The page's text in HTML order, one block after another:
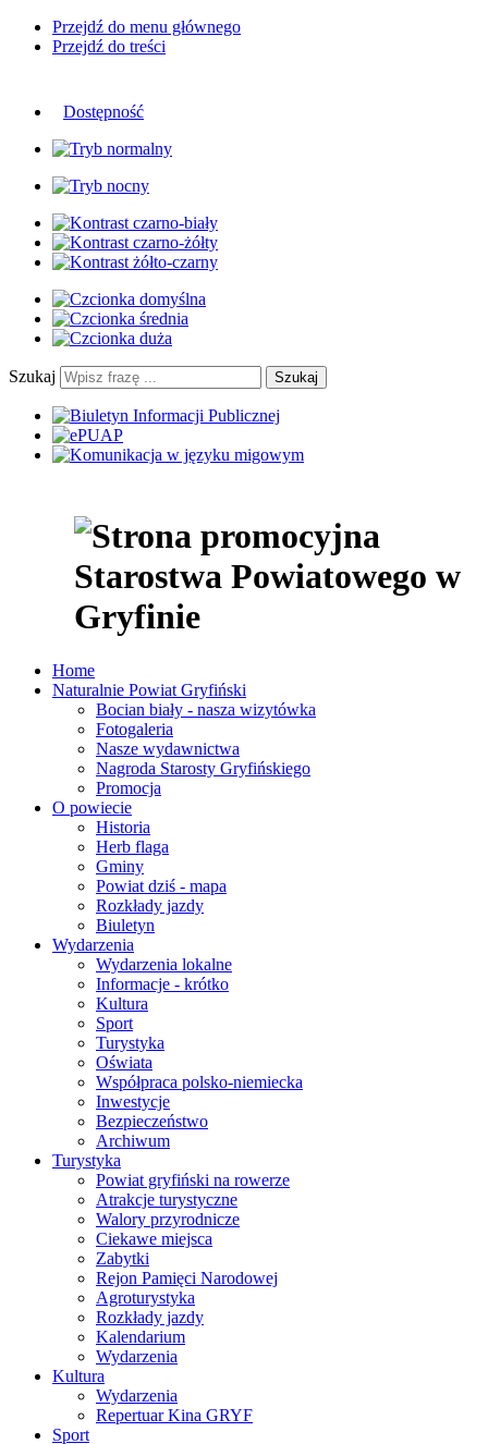
Przejdź do menu głównego
Przejdź do treści
Dostępność
Szukaj Szukaj
Home
Naturalnie Powiat Gryfiński
Bocian biały - nasza wizytówka
Fotogaleria
Nasze wydawnictwa
Nagroda Starosty Gryfińskiego
Promocja
O powiecie
Historia
Herb flaga
Gminy
Powiat dziś - mapa
Rozkłady jazdy
Biuletyn
Wydarzenia
Wydarzenia lokalne
Informacje - krótko
Kultura
Sport
Turystyka
Oświata
Współpraca polsko-niemiecka
Inwestycje
Bezpieczeństwo
Archiwum
Turystyka
Powiat gryfiński na rowerze
Atrakcje turystyczne
Walory przyrodnicze
Ciekawe miejsca
Zabytki
Rejon Pamięci Narodowej
Agroturystyka
Rozkłady jazdy
Kalendarium
Wydarzenia
Kultura
Wydarzenia
Repertuar Kina GRYF
Sport